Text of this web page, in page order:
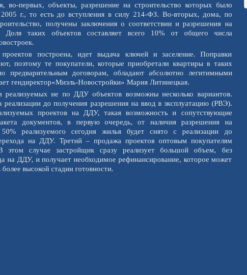
во-первых, объекты, разрешение на строительство которых было
г., то есть до вступления в силу 214-ФЗ. Во-вторых, дома, по
получены заключения о соответствии и разрешения на
Доля таких объектов составляет всего 10% от общего числа
построена, идет выдача ключей и заселение. Поправки
поэтому те покупатели, которые приобретали квартиры в таких
предварительным договорам, обладают абсолютно легитимными
гендиректор«Миэль-Новостройки» Мария Литинецкая.
не по ДДУ объектов возможны несколько вариантов.
реализации до получения разрешения на ввод в эксплуатацию (РВЭ).
проектов на ДДУ, такая возможность и сопутствующие
документов, в первую очередь, от наличия разрешения на
50% реализуемого сегодня жилья будет снято с реализации до
на ДДУ. Третий – продажа проектов оптовым покупателям
этом случае застройщик сразу реализует большой объем, без
на ДДУ, и получает необходимое рефинансирование, которое может
высокой стадии готовности.